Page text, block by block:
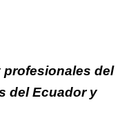
profesionales del
del Ecuador y